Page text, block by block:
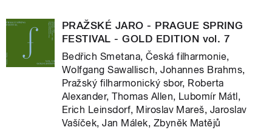
PRAŽSKÉ JARO - PRAGUE SPRING
FESTIVAL - GOLD EDITION vol. 7
Bedřich Smetana, Česká filharmonie,
Wolfgang Sawallisch, Johannes Brahms,
Pražský filharmonický sbor, Roberta
Alexander, Thomas Allen, Lubomír Mátl,
Erich Leinsdorf, Miroslav Mareš, Jaroslav
Vašíček, Jan Málek, Zbyněk Matějů